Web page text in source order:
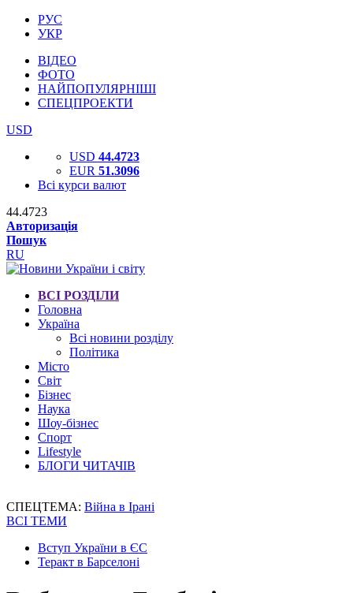
РУС
УКР
ВІДЕО
ФОТО
НАЙПОПУЛЯРНІШІ
СПЕЦПРОЕКТИ
USD
USD 44.4723
EUR 51.3096
Всі курси валют
44.4723
Авторизація
Пошук
RU
ВСІ РОЗДІЛИ
Головна
Україна
Всі новини розділу
Політика
Місто
Світ
Бізнес
Наука
Шоу-бізнес
Спорт
Lifestyle
БЛОГИ ЧИТАЧІВ
СПЕЦТЕМА: Війна в Ірані
ВСІ ТЕМИ
Вступ України в ЄС
Теракт в Барселоні